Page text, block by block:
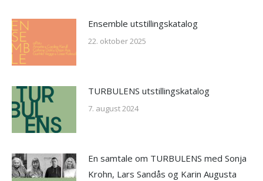
Ensemble utstillingskatalog
22. oktober 2025
TURBULENS utstillingskatalog
7. august 2024
En samtale om TURBULENS med Sonja
Krohn, Lars Sandås og Karin Augusta